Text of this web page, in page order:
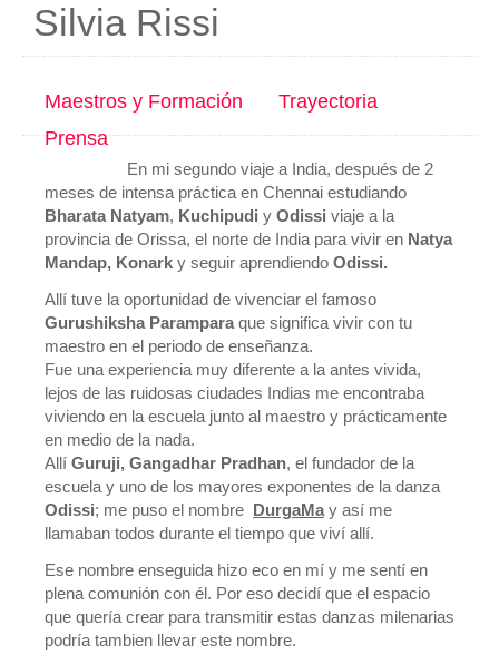
Silvia Rissi
Maestros y Formación
Trayectoria
Prensa
En mi segundo viaje a India, después de 2
meses de intensa práctica en Chennai estudiando
Bharata Natyam, Kuchipudi y Odissi viaje a la
provincia de Orissa, el norte de India para vivir en Natya
Mandap, Konark y seguir aprendiendo Odissi.
Allí tuve la oportunidad de vivenciar el famoso
Gurushiksha Parampara que significa vivir con tu
maestro en el periodo de enseñanza.
Fue una experiencia muy diferente a la antes vivida,
lejos de las ruidosas ciudades Indias me encontraba
viviendo en la escuela junto al maestro y prácticamente
en medio de la nada.
Allí Guruji, Gangadhar Pradhan, el fundador de la
escuela y uno de los mayores exponentes de la danza
Odissi; me puso el nombre DurgaMa y así me
llamaban todos durante el tiempo que viví allí.
Ese nombre enseguida hizo eco en mí y me sentí en
plena comunión con él. Por eso decidí que el espacio
que quería crear para transmitir estas danzas milenarias
podría tambien llevar este nombre.